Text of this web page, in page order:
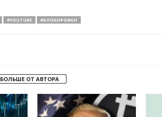
#YOUTUBE #БЛОКИРОВКИ
БОЛЬШЕ ОТ АВТОРА